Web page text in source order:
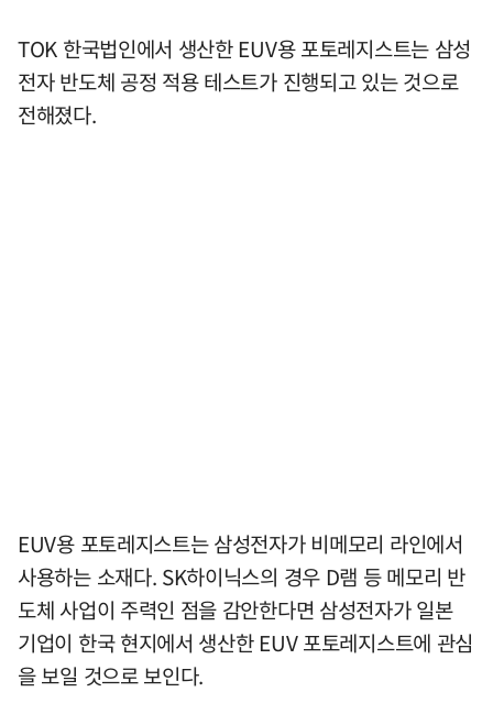
TOK 한국법인에서 생산한 EUV용 포토레지스트는 삼성
전자 반도체 공정 적용 테스트가 진행되고 있는 것으로
전해졌다.
EUV용 포토레지스트는 삼성전자가 비메모리 라인에서
사용하는 소재다. SK하이닉스의 경우 D램 등 메모리 반
도체 사업이 주력인 점을 감안한다면 삼성전자가 일본
기업이 한국 현지에서 생산한 EUV 포토레지스트에 관심
을 보일 것으로 보인다.